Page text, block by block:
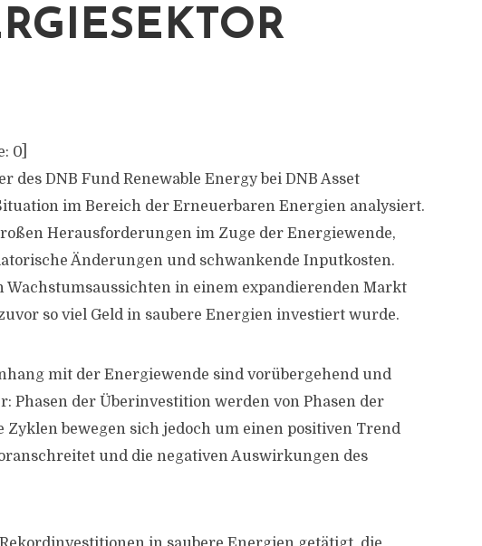
0
des DNB Fund Renewable Energy bei DNB Asset
im Bereich der Erneuerbaren Energien analysiert.
Herausforderungen im Zuge der Energiewende,
Änderungen und schwankende Inputkosten.
in einem expandierenden Markt
so viel Geld in saubere Energien investiert wurde.
mit der Energiewende sind vorübergehend und
Phasen der Überinvestition werden von Phasen der
Zyklen bewegen sich jedoch um einen positiven Trend
und die negativen Auswirkungen des